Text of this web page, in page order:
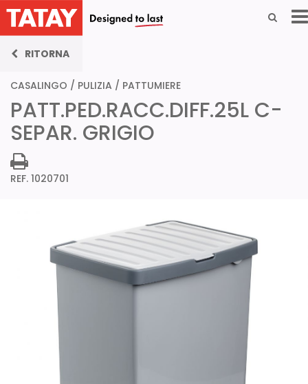
RITORNA
CASALINGO / PULIZIA / PATTUMIERE
PATT.PED.RACC.DIFF.25L C-
SEPAR. GRIGIO
REF. 1020701